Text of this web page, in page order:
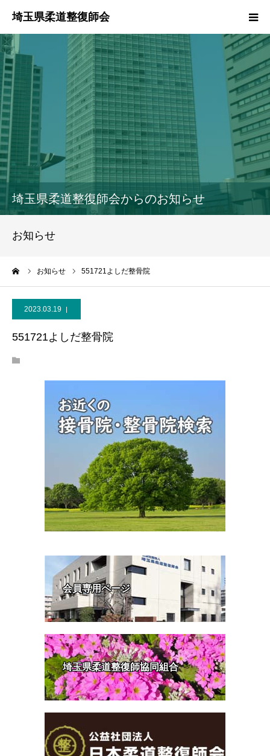
埼玉県柔道整復師会からのお知らせ
お知らせ
お知らせ 551721よしだ整骨院
2023.03.19
551721よしだ整骨院
会員専用ページ
埼玉県柔道整復師協同組合
本会のご紹介
情報公開
柔道整復師とは
接骨院・整骨院検索